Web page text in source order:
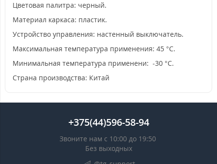
Цветовая палитра: черный.
Материал каркаса: пластик.
Устройство управления: настенный выключатель.
Максимальная температура применения: 45 °C.
Минимальная температура применени: -30 °C.
Страна производства: Китай
+375(44)596-58-94
Звоните нам с 10:00 до 19:50
Без выходных